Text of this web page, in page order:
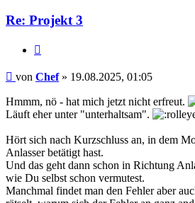
Re: Projekt 3
Beitrag
von Chef» 19.08.2025, 01:05
Hmmm, nö - hat mich jetzt nicht erfreut.
Läuft eher unter "unterhaltsam".
Hört sich nach Kurzschluss an, in dem
Anlasser betätigt hast.
Und das geht dann schon in Richtung
wie Du selbst schon vermutest.
Manchmal findet man den Fehler aber